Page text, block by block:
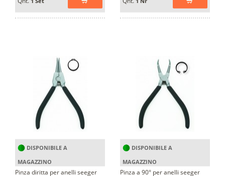
DISPONIBILE A
MAGAZZINO
Pinza diritta per anelli seeger
DISPONIBILE A
MAGAZZINO
Pinza a 90° per anelli seeger